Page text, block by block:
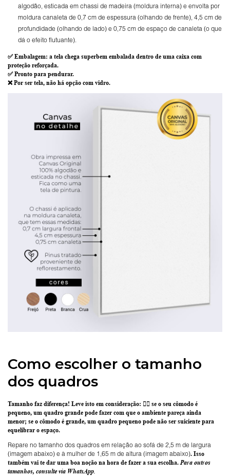
algodão, esticada em chassi de madeira (moldura interna) e envolta por
moldura canaleta de 0,7 cm de espessura (olhando de frente), 4,5 cm de
profundidade (olhando de lado) e 0,75 cm de espaço de canaleta (o que
dá o efeito flutuante).
✅Embalagem: a tela chega superbem embalada dentro de uma caixa com
proteção reforçada.
✅Pronto para pendurar.
❌ Por ser tela, não há opção com vidro.
Como escolher o tamanho
dos quadros
Tamanho faz diferença! Leve isto em consideração: 👉🏽 se o seu cômodo é
pequeno, um quadro grande pode fazer com que o ambiente pareça ainda
menor; se o cômodo é grande, um quadro pequeno pode não ser suiciente para
equelibrar o espaço.
Repare no tamanho dos quadros em relação ao sofá de 2,5 m de largura
(imagem abaixo) e à mulher de 1,65 m de altura (imagem abaixo). Isso
também vai te dar uma boa noção na hora de fazer a sua escolha.Para outros
tamanhos, consulte via WhatsApp.